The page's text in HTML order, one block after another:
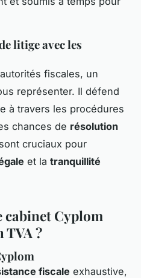
litige avec les
fiscales, un
représenter. Il défend
à travers les procédures
chances de résolution
cruciaux pour
et la tranquillité
Cyplom
TVA ?
fiscale exhaustive,